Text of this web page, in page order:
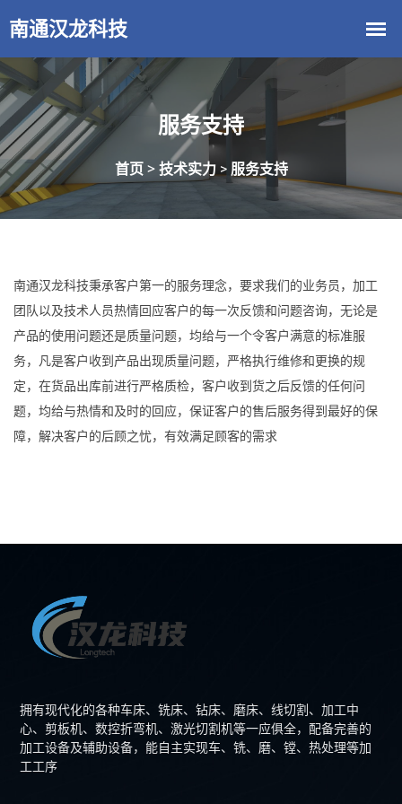
服务支持
首页 > 技术实力> 服务支持
南通汉龙科技秉承客户第一的服务理念，要求我们的业务员，加工
团队以及技术人员热情回应客户的每一次反馈和问题咨询，无论是
产品的使用问题还是质量问题，均给与一个令客户满意的标准服
务，凡是客户收到产品出现质量问题，严格执行维修和更换的规
定，在货品出库前进行严格质检，客户收到货之后反馈的任何问
题，均给与热情和及时的回应，保证客户的售后服务得到最好的保
障，解决客户的后顾之忧，有效满足顾客的需求
拥有现代化的各种车床、铣床、钻床、磨床、线切割、加工中
心、剪板机、数控折弯机、激光切割机等一应俱全，配备完善的
加工设备及辅助设备，能自主实现车、铣、磨、镗、热处理等加
工工序